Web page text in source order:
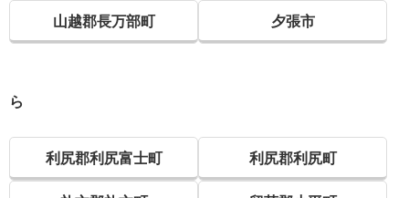
山越郡長万部町 夕張市
ら
利尻郡利尻富士町 利尻郡利尻町